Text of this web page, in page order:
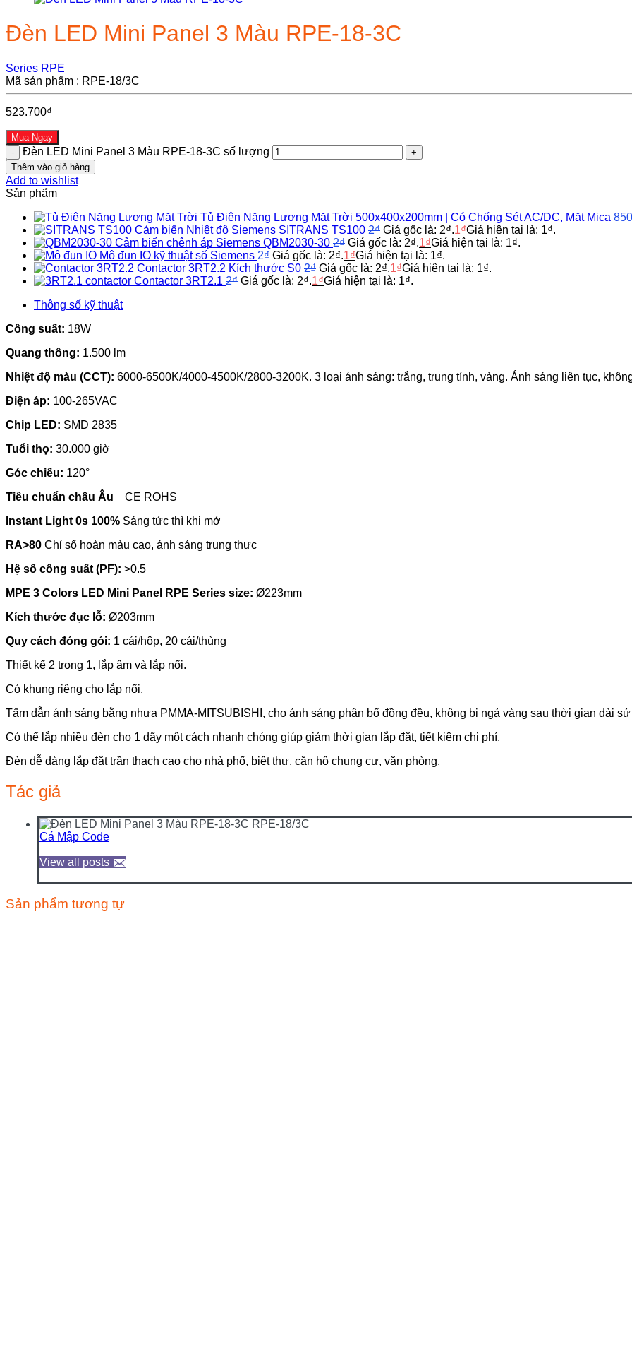
Đèn LED Mini Panel 3 Màu RPE-18-3C
Series RPE
Mã sản phẩm : RPE-18/3C
523.700₫
Mua Ngay
Đèn LED Mini Panel 3 Màu RPE-18-3C số lượng
Thêm vào giỏ hàng
Add to wishlist
Sản phẩm
Tủ Điện Năng Lượng Mặt Trời 500x400x200mm | Có Chống Sét AC/DC, Mặt Mica
Cảm biến Nhiệt độ Siemens SITRANS TS100 2₫ Giá gốc là: 2₫.1₫Giá hiện tại là: 1₫.
Cảm biến chênh áp Siemens QBM2030-30 2₫ Giá gốc là: 2₫.1₫Giá hiện tại là: 1₫.
Mô đun IO kỹ thuật số Siemens 2₫ Giá gốc là: 2₫.1₫Giá hiện tại là: 1₫.
Contactor 3RT2.2 Kích thước S0 2₫ Giá gốc là: 2₫.1₫Giá hiện tại là: 1₫.
Contactor 3RT2.1 2₫ Giá gốc là: 2₫.1₫Giá hiện tại là: 1₫.
Thông số kỹ thuật
Công suất: 18W
Quang thông: 1.500 lm
Nhiệt độ màu (CCT): 6000-6500K/4000-4500K/2800-3200K. 3 loại ánh sáng: trắng, trung tính, vàng. Ánh sáng liên tục,
Điện áp: 100-265VAC
Chip LED: SMD 2835
Tuổi thọ: 30.000 giờ
Góc chiếu: 120°
Tiêu chuẩn châu Âu CE ROHS
Instant Light 0s 100% Sáng tức thì khi mở
RA>80 Chỉ số hoàn màu cao, ánh sáng trung thực
Hệ số công suất (PF): >0.5
MPE 3 Colors LED Mini Panel RPE Series size: Ø223mm
Kích thước đục lỗ: Ø203mm
Quy cách đóng gói: 1 cái/hộp, 20 cái/thùng
Thiết kế 2 trong 1, lắp âm và lắp nổi.
Có khung riêng cho lắp nổi.
Tấm dẫn ánh sáng bằng nhựa PMMA-MITSUBISHI, cho ánh sáng phân bổ đồng đều, không bị ngả vàng sau thời gian dài sử
Có thể lắp nhiều đèn cho 1 dãy một cách nhanh chóng giúp giảm thời gian lắp đặt, tiết kiệm chi phí.
Đèn dễ dàng lắp đặt trần thạch cao cho nhà phố, biệt thự, căn hộ chung cư, văn phòng.
Tác giả
Cá Mập Code
View all posts
Sản phẩm tương tự